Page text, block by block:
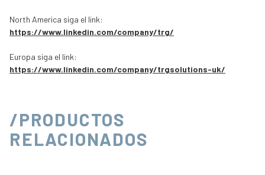
North America siga el link:
https://www.linkedin.com/company/trg/
Europa siga el link:
https://www.linkedin.com/company/trgsolutions-uk/
/PRODUCTOS
RELACIONADOS